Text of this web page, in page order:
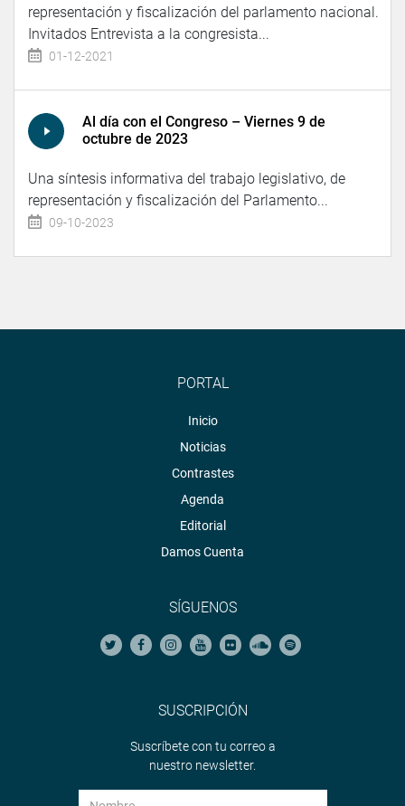
representación y fiscalización del parlamento nacional.
Invitados Entrevista a la congresista...
01-12-2021
Al día con el Congreso – Viernes 9 de
octubre de 2023
Una síntesis informativa del trabajo legislativo, de
representación y fiscalización del Parlamento...
09-10-2023
PORTAL
Inicio
Noticias
Contrastes
Agenda
Editorial
Damos Cuenta
SÍGUENOS
SUSCRIPCIÓN
Suscríbete con tu correo a
nuestro newsletter.